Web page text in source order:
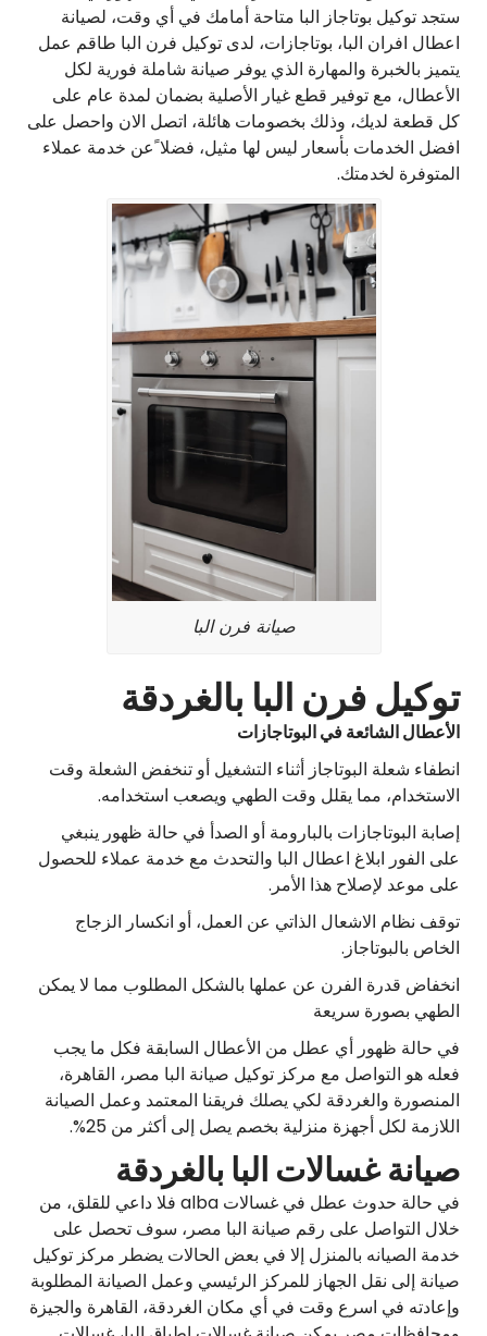
ستجد توكيل بوتاجاز البا متاحة أمامك في أي وقت، لصيانة
اعطال افران البا، بوتاجازات، لدى توكيل فرن البا طاقم عمل
يتميز بالخبرة والمهارة الذي يوفر صيانة شاملة فورية لكل
الأعطال، مع توفير قطع غيار الأصلية بضمان لمدة عام على
كل قطعة لديك، وذلك بخصومات هائلة، اتصل الان واحصل على
افضل الخدمات بأسعار ليس لها مثيل، فضلا ًعن خدمة عملاء
المتوفرة لخدمتك.
صيانة فرن البا
توكيل فرن البا بالغردقة
الأعطال الشائعة في البوتاجازات
انطفاء شعلة البوتاجاز أثناء التشغيل أو تنخفض الشعلة وقت
الاستخدام، مما يقلل وقت الطهي ويصعب استخدامه.
إصابة البوتاجازات بالبارومة أو الصدأ في حالة ظهور ينبغي
على الفور ابلاغ اعطال البا والتحدث مع خدمة عملاء للحصول
على موعد لإصلاح هذا الأمر.
توقف نظام الاشعال الذاتي عن العمل، أو انكسار الزجاج
الخاص بالبوتاجاز.
انخفاض قدرة الفرن عن عملها بالشكل المطلوب مما لا يمكن
الطهي بصورة سريعة
في حالة ظهور أي عطل من الأعطال السابقة فكل ما يجب
فعله هو التواصل مع مركز توكيل صيانة البا مصر، القاهرة،
المنصورة والغردقة لكي يصلك فريقنا المعتمد وعمل الصيانة
اللازمة لكل أجهزة منزلية بخصم يصل إلى أكثر من 25%.
صيانة غسالات البا بالغردقة
في حالة حدوث عطل في غسالات alba فلا داعي للقلق، من
خلال التواصل على رقم صيانة البا مصر، سوف تحصل على
خدمة الصيانه بالمنزل إلا في بعض الحالات يضطر مركز توكيل
صيانة إلى نقل الجهاز للمركز الرئيسي وعمل الصيانة المطلوبة
وإعادته في اسرع وقت في أي مكان الغردقة، القاهرة والجيزة